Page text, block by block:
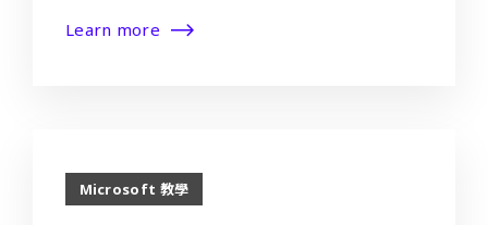
Learn more
Microsoft 教學